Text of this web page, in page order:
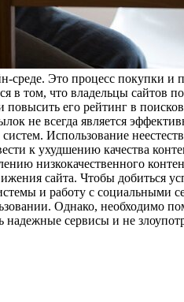
среде. Это процесс
в том, что владельцы сайтов
его рейтинг в
не всегда является
Использование
к ухудшению качества
низкокачественного
сайта. Чтобы добиться
и работу с социальными
Однако, необходимо
надежные сервисы и не